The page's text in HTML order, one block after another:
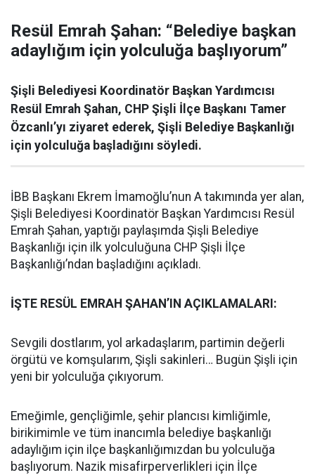
Resül Emrah Şahan: “Belediye başkan
adaylığım için yolculuğa başlıyorum”
Şişli Belediyesi Koordinatör Başkan Yardımcısı
Resül Emrah Şahan, CHP Şişli İlçe Başkanı Tamer
Özcanlı’yı ziyaret ederek, Şişli Belediye Başkanlığı
için yolculuğa başladığını söyledi.
İBB Başkanı Ekrem İmamoğlu’nun A takımında yer alan,
Şişli Belediyesi Koordinatör Başkan Yardımcısı Resül
Emrah Şahan, yaptığı paylaşımda Şişli Belediye
Başkanlığı için ilk yolculuğuna CHP Şişli İlçe
Başkanlığı’ndan başladığını açıkladı.
İŞTE RESÜL EMRAH ŞAHAN’IN AÇIKLAMALARI:
Sevgili dostlarım, yol arkadaşlarım, partimin değerli
örgütü ve komşularım, Şişli sakinleri… Bugün Şişli için
yeni bir yolculuğa çıkıyorum.
Emeğimle, gençliğimle, şehir plancısı kimliğimle,
birikimimle ve tüm inancımla belediye başkanlığı
adaylığım için ilçe başkanlığımızdan bu yolculuğa
başlıyorum. Nazik misafirperverlikleri için İlçe